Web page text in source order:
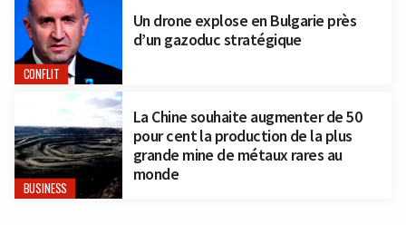
CONFLIT
Un drone explose en Bulgarie près
d’un gazoduc stratégique
BUSINESS
La Chine souhaite augmenter de 50
pour cent la production de la plus
grande mine de métaux rares au
monde